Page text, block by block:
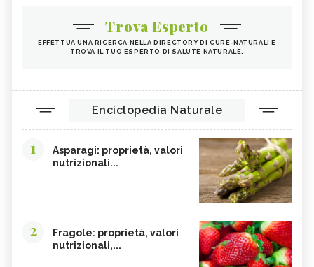
Trova Esperto
EFFETTUA UNA RICERCA NELLA DIRECTORY DI CURE-NATURALI E
TROVA IL TUO ESPERTO DI SALUTE NATURALE.
Enciclopedia Naturale
1
Asparagi: proprietà, valori
nutrizionali...
2
Fragole: proprietà, valori
nutrizionali,...